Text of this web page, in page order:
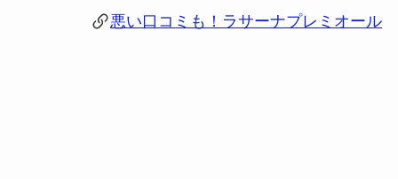
悪い口コミも！ラサーナプレミオール